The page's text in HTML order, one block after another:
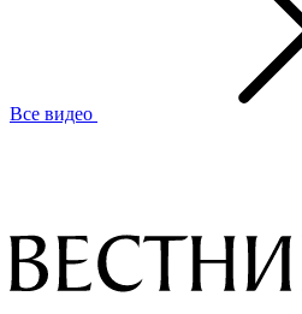
Все видео